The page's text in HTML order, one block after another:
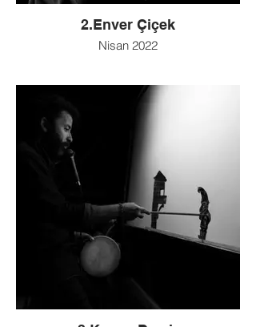
2.Enver Çiçek
Nisan 2022